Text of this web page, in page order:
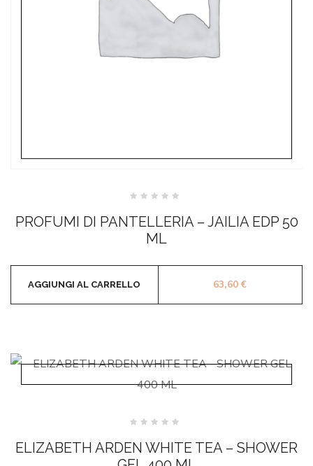
su
5
PROFUMI DI PANTELLERIA – JAILIA EDP 50
ML
63,60€
AGGIUNGI AL CARRELLO
su
5
ELIZABETH ARDEN WHITE TEA – SHOWER